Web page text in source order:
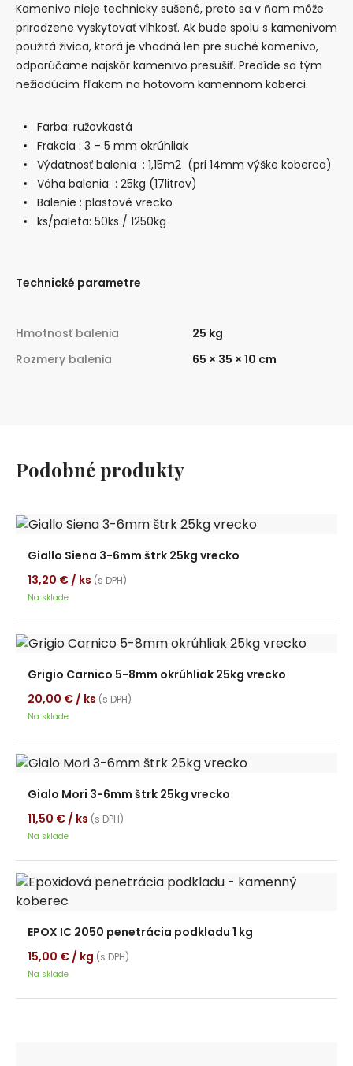
Kamenivo nieje technicky sušené, preto sa v ňom môže
prirodzene vyskytovať vlhkosť. Ak bude spolu s kamenivom
použitá živica, ktorá je vhodná len pre suché kamenivo,
odporúčame najskôr kamenivo presušiť. Predíde sa tým
nežiadúcim fľakom na hotovom kamennom koberci.
Farba: ružovkastá
Frakcia : 3 – 5 mm okrúhliak
Výdatnosť balenia : 1,15m2 (pri 14mm výške koberca)
Váha balenia : 25kg (17litrov)
Balenie : plastové vrecko
ks/paleta: 50ks / 1250kg
Technické parametre
Hmotnosť balenia
25 kg
Rozmery balenia
65 × 35 × 10 cm
Podobné produkty
Giallo Siena 3-6mm štrk 25kg vrecko
13,20 € / ks (s DPH)
Na sklade
Grigio Carnico 5-8mm okrúhliak 25kg vrecko
20,00 € / ks (s DPH)
Na sklade
Gialo Mori 3-6mm štrk 25kg vrecko
11,50 € / ks (s DPH)
Na sklade
EPOX IC 2050 penetrácia podkladu 1 kg
15,00 € / kg (s DPH)
Na sklade